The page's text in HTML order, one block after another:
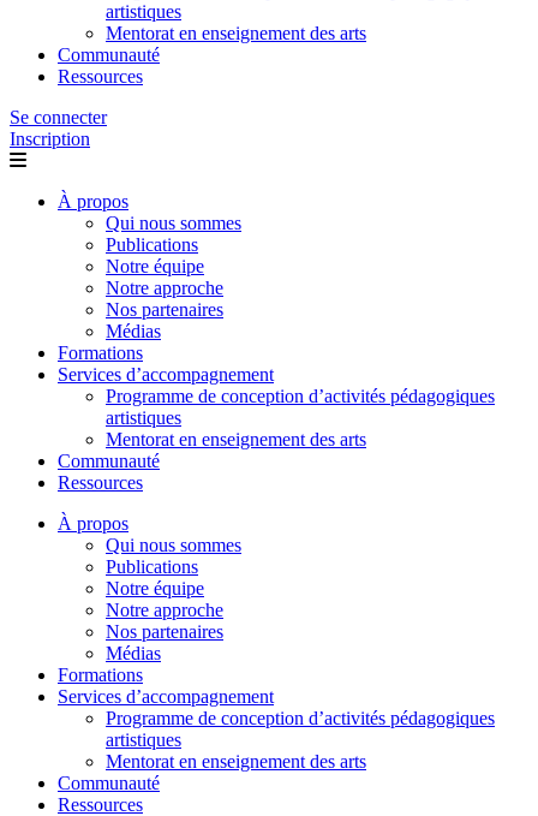
artistiques
Mentorat en enseignement des arts
Communauté
Ressources
Se connecter
Inscription
À propos
Qui nous sommes
Publications
Notre équipe
Notre approche
Nos partenaires
Médias
Formations
Services d’accompagnement
Programme de conception d’activités pédagogiques
artistiques
Mentorat en enseignement des arts
Communauté
Ressources
À propos
Qui nous sommes
Publications
Notre équipe
Notre approche
Nos partenaires
Médias
Formations
Services d’accompagnement
Programme de conception d’activités pédagogiques
artistiques
Mentorat en enseignement des arts
Communauté
Ressources